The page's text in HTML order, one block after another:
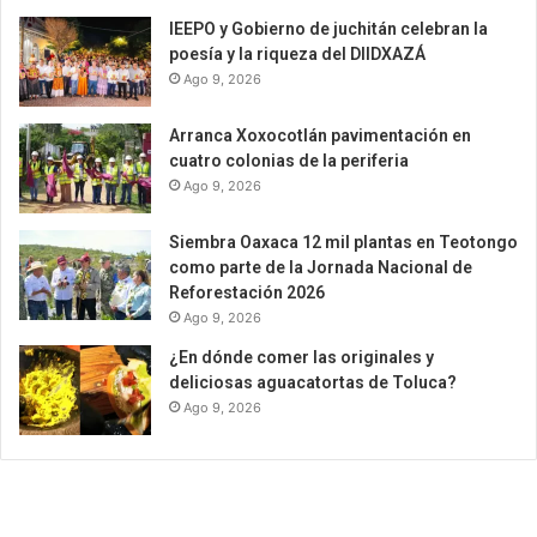
IEEPO y Gobierno de juchitán celebran la
poesía y la riqueza del DIIDXAZÁ
Ago 9, 2026
Arranca Xoxocotlán pavimentación en
cuatro colonias de la periferia
Ago 9, 2026
Siembra Oaxaca 12 mil plantas en Teotongo
como parte de la Jornada Nacional de
Reforestación 2026
Ago 9, 2026
¿En dónde comer las originales y
deliciosas aguacatortas de Toluca?
Ago 9, 2026